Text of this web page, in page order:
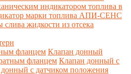
индикатором топлива в
марки топлива АПИ-СЕНС
слива жидкости из отсека
фланцем Клапан донный
фланцем Клапан донный с
с датчиком положения